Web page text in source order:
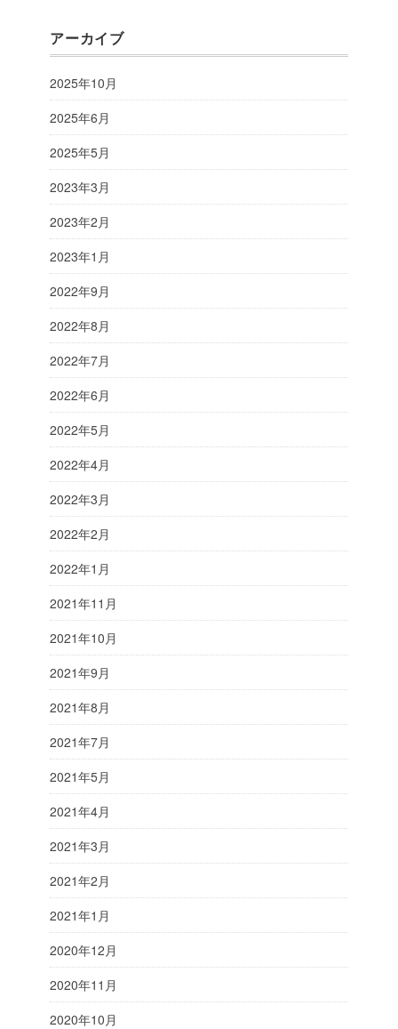
アーカイブ
2025年10月
2025年6月
2025年5月
2023年3月
2023年2月
2023年1月
2022年9月
2022年8月
2022年7月
2022年6月
2022年5月
2022年4月
2022年3月
2022年2月
2022年1月
2021年11月
2021年10月
2021年9月
2021年8月
2021年7月
2021年5月
2021年4月
2021年3月
2021年2月
2021年1月
2020年12月
2020年11月
2020年10月